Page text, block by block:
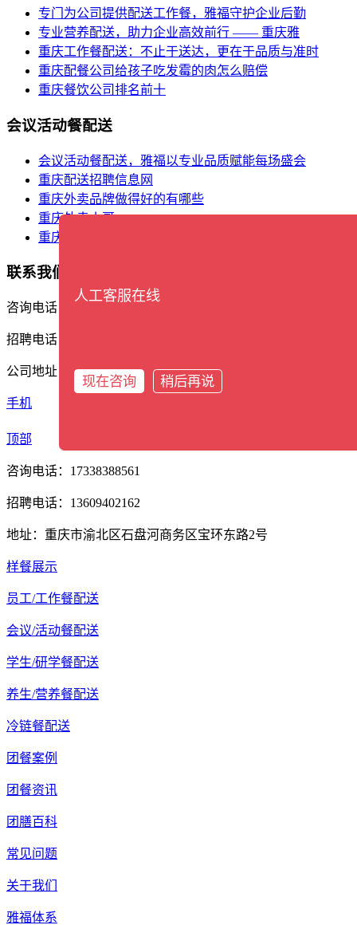
专门为公司提供配送工作餐，雅福守护企业后勤
专业营养配送，助力企业高效前行 —— 重庆雅
重庆工作餐配送：不止于送达，更在于品质与准时
重庆配餐公司给孩子吃发霉的肉怎么赔偿
重庆餐饮公司排名前十
会议活动餐配送
会议活动餐配送，雅福以专业品质赋能每场盛会
重庆配送招聘信息网
重庆外卖品牌做得好的有哪些
重庆外卖小哥
重庆餐饮食材批发市场在哪里
联系我们
咨询电话：17338388561
招聘电话：13609402162
公司地址：重庆市渝北区石盘河商务区宝环东路2号
手机
顶部
咨询电话：17338388561
招聘电话：13609402162
地址：重庆市渝北区石盘河商务区宝环东路2号
样餐展示
员工/工作餐配送
会议/活动餐配送
学生/研学餐配送
养生/营养餐配送
冷链餐配送
团餐案例
团餐资讯
团膳百科
常见问题
关于我们
雅福体系
人工客服在线
现在咨询 稍后再说